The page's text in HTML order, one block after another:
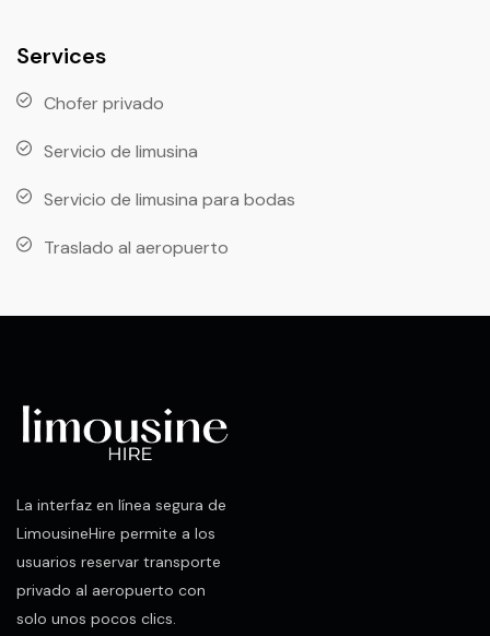
Services
Chofer privado
Servicio de limusina
Servicio de limusina para bodas
Traslado al aeropuerto
La interfaz en línea segura de
LimousineHire permite a los
usuarios reservar transporte
privado al aeropuerto con
solo unos pocos clics.